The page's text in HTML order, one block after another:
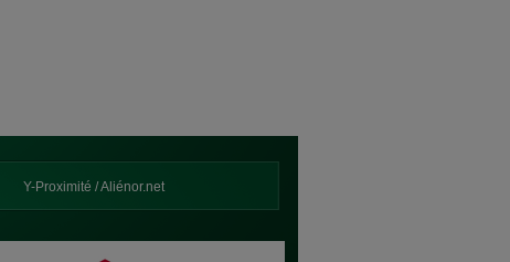
Y-Proximité / Aliénor.net